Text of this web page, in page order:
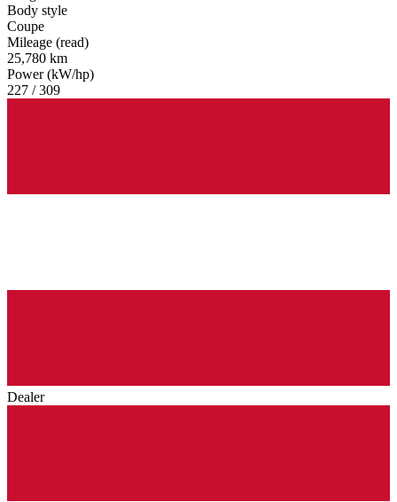
Body style
Coupe
Mileage (read)
25,780 km
Power (kW/hp)
227 / 309
Dealer